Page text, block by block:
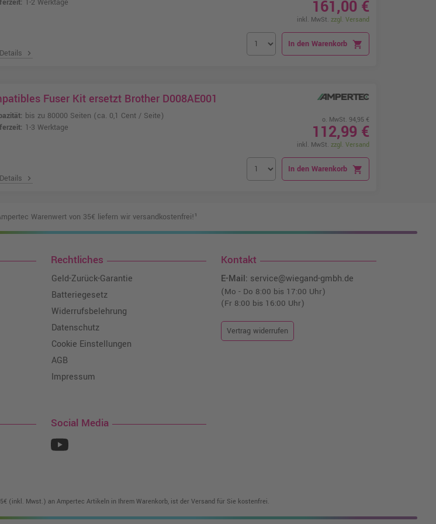
1-2 Werktage
chevron_right
161,00 €
inkl. MwSt. zzgl. Versand
In den Warenkorb shopping_cart
Fuser Kit ersetzt Brother D008AE001
bis zu 80000 Seiten (ca. 0,1 Cent / Seite)
1-3 Werktage
chevron_right
o. MwSt. 94,95 €
112,99 €
inkl. MwSt. zzgl. Versand
In den Warenkorb shopping_cart
Warenwert von 35€ liefern wir versandkostenfrei!¹
Rechtliches
Geld-Zurück-Garantie
Batteriegesetz
Widerrufsbelehrung
Datenschutz
Cookie Einstellungen
AGB
Impressum
Kontakt
E-Mail: service@wiegand-gmbh.de
(Mo - Do 8:00 bis 17:00 Uhr)
(Fr 8:00 bis 16:00 Uhr)
Vertrag widerrufen
Social Media
(inkl. Mwst.) an Ampertec Artikeln in Ihrem Warenkorb, ist der Versand für Sie kostenfrei.